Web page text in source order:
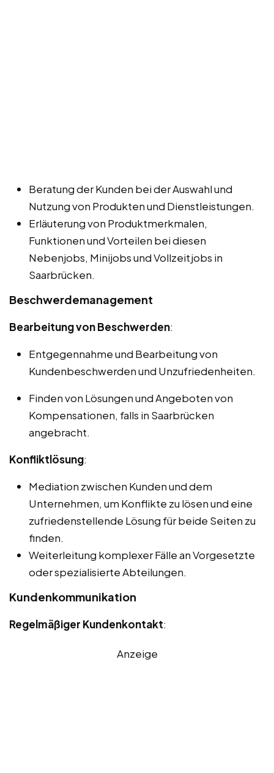
Beratung der Kunden bei der Auswahl und
Nutzung von Produkten und Dienstleistungen.
Erläuterung von Produktmerkmalen,
Funktionen und Vorteilen bei diesen
Nebenjobs, Minijobs und Vollzeitjobs in
Saarbrücken.
Beschwerdemanagement
Bearbeitung von Beschwerden:
Entgegennahme und Bearbeitung von
Kundenbeschwerden und Unzufriedenheiten.
Finden von Lösungen und Angeboten von
Kompensationen, falls in Saarbrücken
angebracht.
Konfliktlösung:
Mediation zwischen Kunden und dem
Unternehmen, um Konflikte zu lösen und eine
zufriedenstellende Lösung für beide Seiten zu
finden.
Weiterleitung komplexer Fälle an Vorgesetzte
oder spezialisierte Abteilungen.
Kundenkommunikation
Regelmäßiger Kundenkontakt:
Anzeige